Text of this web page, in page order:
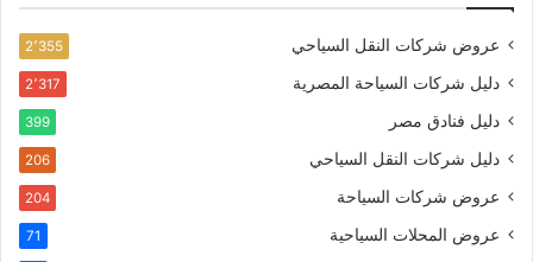
عروض شركات النقل السياحي 2٬355
دليل شركات السياحة المصرية 2٬317
دليل فنادق مصر 399
دليل شركات النقل السياحي 206
عروض شركات السياحة 204
عروض المحلات السياحية 71